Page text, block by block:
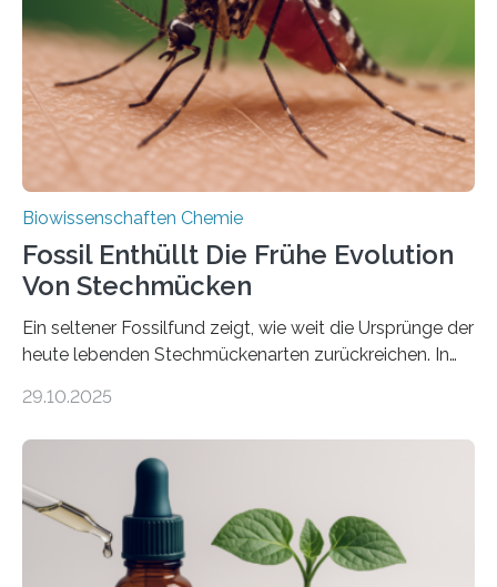
Süßwasseralge Coleochaetophyceae. Einige Arten
dieser Gruppe bilden aus Zellfäden dichte Geflechte
mit scheibenförmiger Gestalt. Was auffällig ist: Die
nächsten…
Biowissenschaften Chemie
Fossil Enthüllt Die Frühe Evolution
Von Stechmücken
Ein seltener Fossilfund zeigt, wie weit die Ursprünge der
heute lebenden Stechmückenarten zurückreichen. In
Forschende die bisher älteste bekannte Stechmücken-
Region Kachin in Myanmar und hat sich in
ausgezeichnetem Zustand erhalten. Es konnte als neue
Art einer neuen Gattung beschrieben werden und trägt
nun den Namen Cretosabethes primaevus. Dieser erste
fossile Nachweis einer Stechmückenlarve in Bernstein
29.10.2025